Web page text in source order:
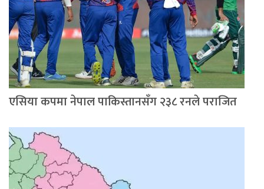
एसिया कपमा नेपाल पाकिस्तानसँग २३८ रनले पराजित